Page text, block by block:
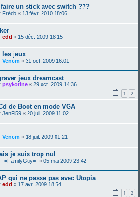
faire un stick avec switch ???
Frédo « 13 févr. 2010 18:06
edd « 15 déc. 2009 18:15
les jeux
Venom « 31 oct. 2009 16:01
jeux dreamcast
psykotine « 29 oct. 2009 14:36
1 2
de Boot en mode VGA
JenFi59 « 20 juil. 2009 11:02
Venom « 18 juil. 2009 01:21
je suis trop nul
-=FamilyGuy=- « 05 mai 2009 23:42
qui ne passe pas avec Utopia
edd « 17 avr. 2009 18:54
1 2